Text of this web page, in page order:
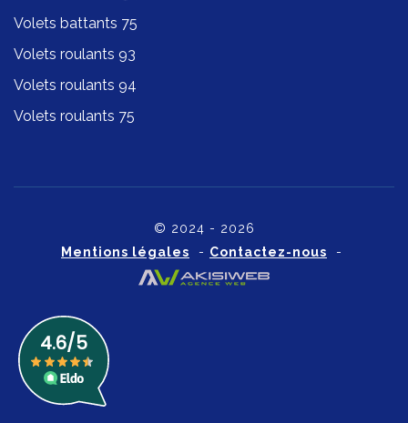
Volets battants 75
Volets roulants 93
Volets roulants 94
Volets roulants 75
© 2024 - 2026
Mentions légales - Contactez-nous -